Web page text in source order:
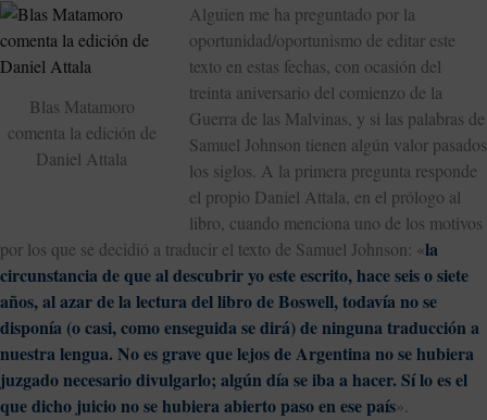
Blas Matamoro
comenta la edición de
Daniel Attala
Alguien me ha preguntado por la
oportunidad/oportunismo de editar este
texto en estas fechas, con ocasión del
treinta aniversario del comienzo de la
Guerra de las Malvinas, y si las palabras de
Samuel Johnson tienen algún valor pasados
los siglos. A la primera pregunta responde
el propio Daniel Attala, en el prólogo al
libro, cuando menciona uno de los motivos
por los que se decidió a traducir el texto de Samuel Johnson: «la
circunstancia de que al descubrir yo este escrito, hace seis o siete
años, al azar de la lectura del libro de Boswell, todavía no se
disponía (o casi, como enseguida se dirá) de ninguna traducción a
nuestra lengua. No es grave que lejos de Argentina no se hubiera
juzgado necesario divulgarlo; algún día se iba a hacer. Sí lo es el
que dicho juicio no se hubiera abierto paso en ese país».